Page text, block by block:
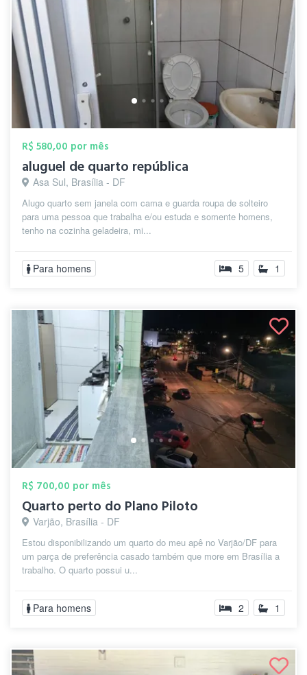
R$ 580,00 por mês
aluguel de quarto república
Asa Sul, Brasília - DF
Alugo quarto sem janela com cama e guarda roupa de solteiro
para uma pessoa que trabalha e/ou estuda e somente homens,
tenho na cozinha geladeira, mi...
Para homens 5 1
R$ 700,00 por mês
Quarto perto do Plano Piloto
Varjão, Brasília - DF
Estou disponibilizando um quarto do meu apê no Varjão/DF para
um parça de preferência casado também que more em Brasília a
trabalho. O quarto possui u...
Para homens 2 1